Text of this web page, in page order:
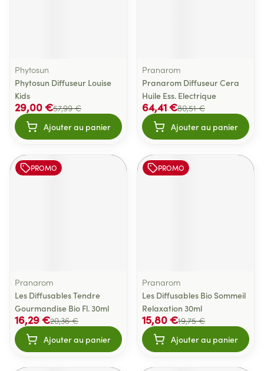
Phytosun
Phytosun Diffuseur Louise
Kids
57,99 €
29,00 €
Ajouter au panier
Pranarom
Pranarom Diffuseur Cera
Huile Ess. Electrique
80,51 €
64,41 €
Ajouter au panier
PROMO
Pranarom
Les Diffusables Tendre
Gourmandise Bio Fl. 30ml
20,36 €
16,29 €
Ajouter au panier
PROMO
Pranarom
Les Diffusables Bio Sommeil
Relaxation 30ml
19,75 €
15,80 €
Ajouter au panier